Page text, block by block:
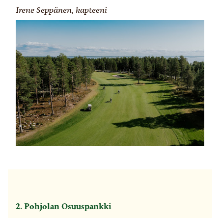
Irene Seppänen, kapteeni
2. Pohjolan Osuuspankki